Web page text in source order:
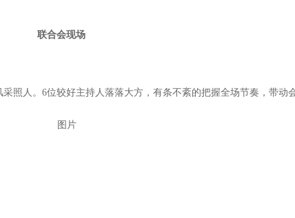
联合会现场
。6位较好主持人落落大方，有条不紊的把握全场节奏，带动会